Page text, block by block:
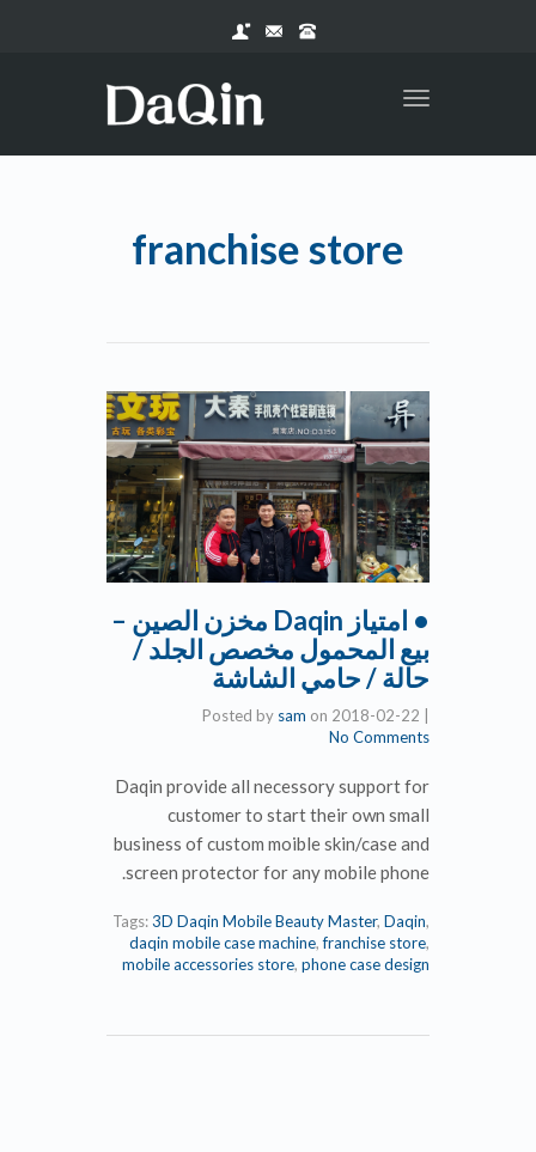
franchise store
• امتياز Daqin مخزن الصين –
بيع المحمول مخصص الجلد /
حالة / حامي الشاشة
Posted bysam on 2018-02-22
No Comments
Daqin provide all necessory support for
customer to start their own small
business of custom moible skin/case and
screen protector for any mobile phone.
Tags: 3D Daqin Mobile Beauty Master
daqin mobile case machine ,franchise store
mobile accessories store,phone case design